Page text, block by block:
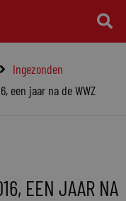
Ingezonden
een jaar na de WWZ
EEN JAAR NA